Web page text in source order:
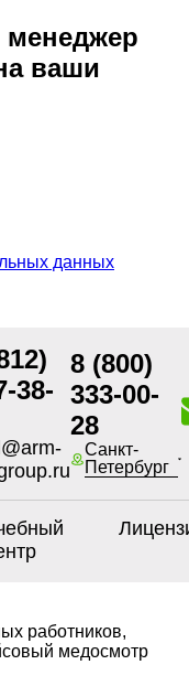
ваши
данных
38-
8 (800)
333-00-
28
Санкт-
Петербург
работников,
медосмотр